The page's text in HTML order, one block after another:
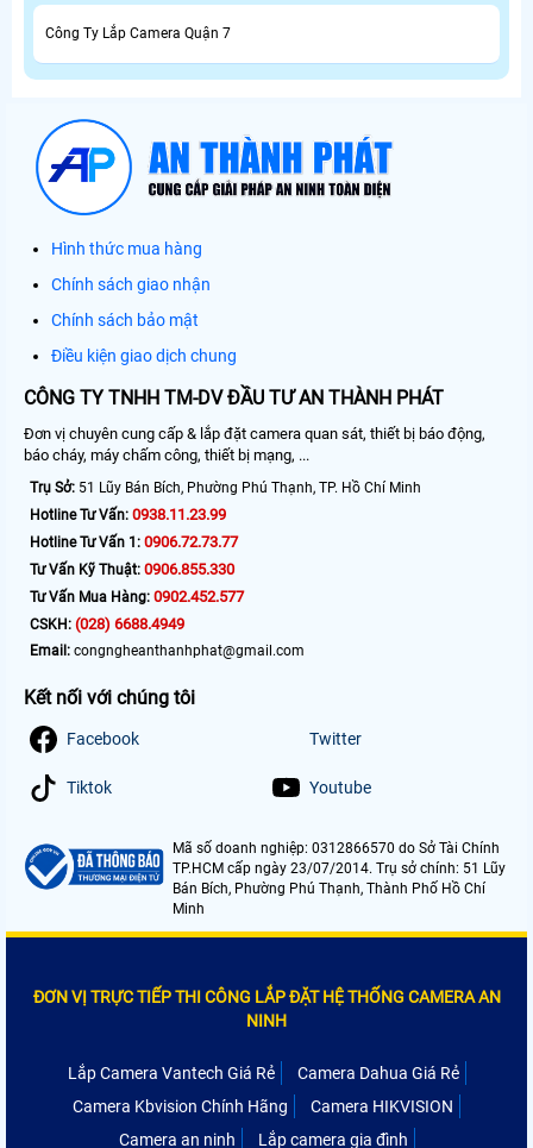
Công Ty Lắp Camera Quận 7
Hình thức mua hàng
Chính sách giao nhận
Chính sách bảo mật
Điều kiện giao dịch chung
CÔNG TY TNHH TM-DV ĐẦU TƯ AN THÀNH PHÁT
Đơn vị chuyên cung cấp & lắp đặt camera quan sát, thiết bị báo động,
báo cháy, máy chấm công, thiết bị mạng, ...
Trụ Sở: 51 Lũy Bán Bích, Phường Phú Thạnh, TP. Hồ Chí Minh
Hotline Tư Vấn: 0938.11.23.99
Hotline Tư Vấn 1: 0906.72.73.77
Tư Vấn Kỹ Thuật: 0906.855.330
Tư Vấn Mua Hàng: 0902.452.577
CSKH: (028) 6688.4949
Email: congngheanthanhphat@gmail.com
Kết nối với chúng tôi
Facebook Twitter
Tiktok Youtube
Mã số doanh nghiệp: 0312866570 do Sở Tài Chính
TP.HCM cấp ngày 23/07/2014. Trụ sở chính: 51 Lũy
Bán Bích, Phường Phú Thạnh, Thành Phố Hồ Chí
Minh
ĐƠN VỊ TRỰC TIẾP THI CÔNG LẮP ĐẶT HỆ THỐNG CAMERA AN
NINH
Lắp Camera Vantech Giá Rẻ
Camera Dahua Giá Rẻ
Camera Kbvision Chính Hãng
Camera HIKVISION
Camera an ninh
Lắp camera gia đình